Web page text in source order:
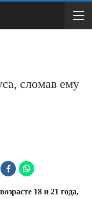
сломав ему
18 и 21 года,